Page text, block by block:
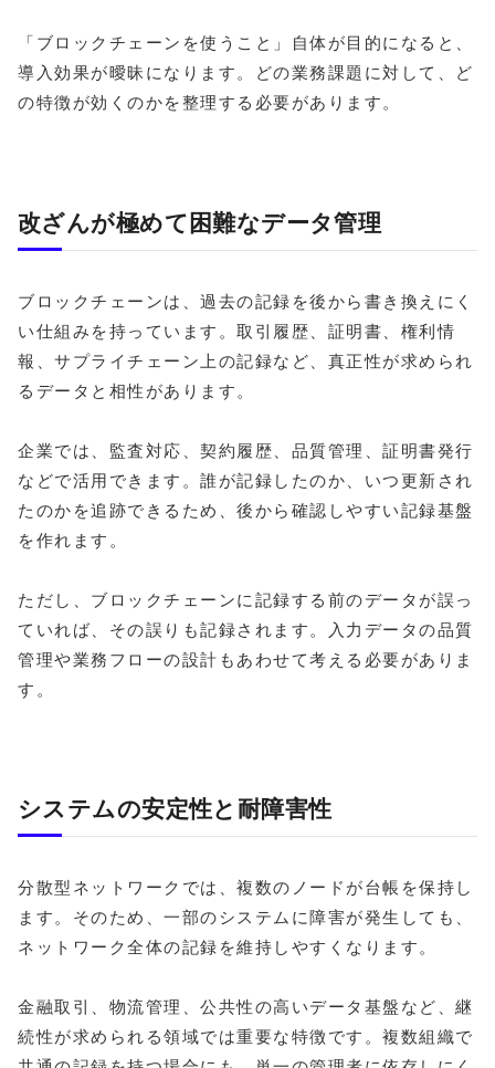
「ブロックチェーンを使うこと」自体が目的になると、
導入効果が曖昧になります。どの業務課題に対して、ど
の特徴が効くのかを整理する必要があります。
改ざんが極めて困難なデータ管理
ブロックチェーンは、過去の記録を後から書き換えにく
い仕組みを持っています。取引履歴、証明書、権利情
報、サプライチェーン上の記録など、真正性が求められ
るデータと相性があります。
企業では、監査対応、契約履歴、品質管理、証明書発行
などで活用できます。誰が記録したのか、いつ更新され
たのかを追跡できるため、後から確認しやすい記録基盤
を作れます。
ただし、ブロックチェーンに記録する前のデータが誤っ
ていれば、その誤りも記録されます。入力データの品質
管理や業務フローの設計もあわせて考える必要がありま
す。
システムの安定性と耐障害性
分散型ネットワークでは、複数のノードが台帳を保持し
ます。そのため、一部のシステムに障害が発生しても、
ネットワーク全体の記録を維持しやすくなります。
金融取引、物流管理、公共性の高いデータ基盤など、継
続性が求められる領域では重要な特徴です。複数組織で